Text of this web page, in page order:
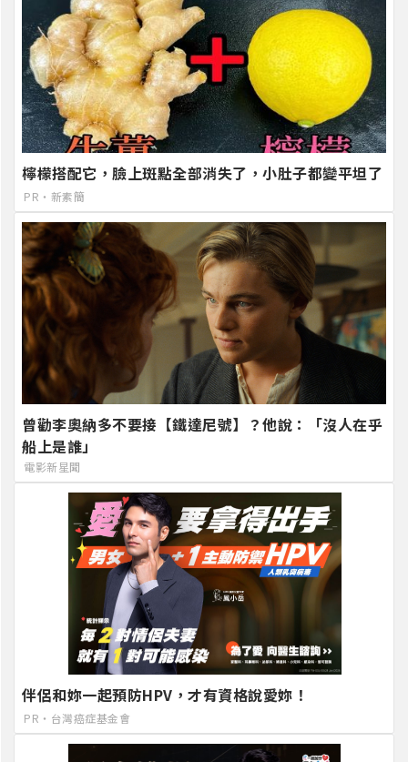
檸檬搭配它，臉上斑點全部消失了，小肚子都變平坦了
PR・新素簡
曾勸李奧納多不要接【鐵達尼號】？他說：「沒人在乎
船上是誰」
電影新星聞
伴侶和妳一起預防HPV，才有資格說愛妳！
PR・台灣癌症基金會